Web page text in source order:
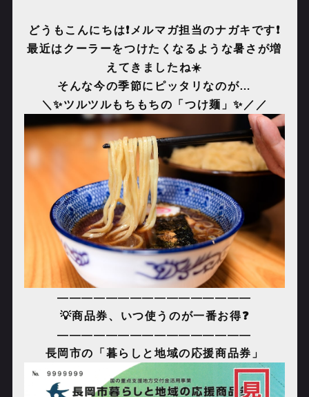
どうもこんにちは❗️メルマガ担当のナガキです❗️
最近はクーラーをつけたくなるような暑さが増
えてきましたね☀️
そんな今の季節にピッタリなのが…
＼✨ツルツルもちもちの 「つけ麺」✨／／
――――――――――――――――
💡商品券、いつ使うのが一番お得❓
――――――――――――――――
長岡市の「暮らしと地域の応援商品券 」